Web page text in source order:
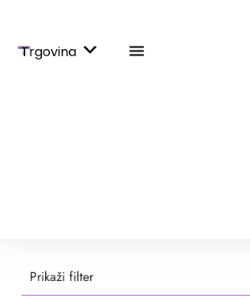
Trgovina
Prikaži filter